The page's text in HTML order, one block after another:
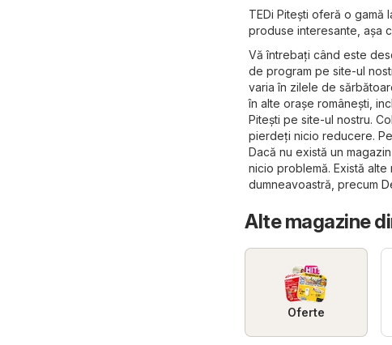
TEDi Pitești oferă o
produse interesante, așa
Vă întrebați când este
de program pe site-ul
varia în zilele de
în alte orașe românești,
Pitești pe site-ul nostru.
pierdeți nicio reducere.
Dacă nu există un
nicio problemă. Există
dumneavoastră, precum
Alte magazine
Oferte